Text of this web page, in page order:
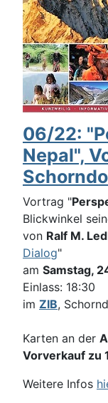
06/22:
Nepal",
Vortrag "
Blickwinkel
von Ralf M.
Dialog"
am Samstag,
Einlass: 18:30
im ZIB,
Karten an der
Vorverkauf zu
Weitere Infos